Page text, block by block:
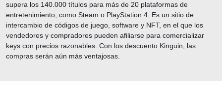
supera los 140.000 títulos para más de 20 plataformas de
entretenimiento, como Steam o PlayStation 4. Es un sitio de
intercambio de códigos de juego, software y NFT, en el que los
vendedores y compradores pueden afiliarse para comercializar
keys con precios razonables. Con los descuento Kinguin, las
compras serán aún más ventajosas.